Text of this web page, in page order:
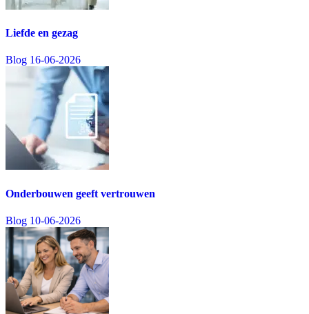
Liefde en gezag
Blog 16-06-2026
Onderbouwen geeft vertrouwen
Blog 10-06-2026